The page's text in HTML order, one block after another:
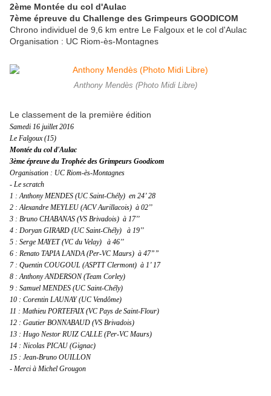
2ème Montée du col d'Aulac
7ème épreuve du Challenge des Grimpeurs GOODICOM
Chrono individuel de 9,6 km entre Le Falgoux et le col d'Aulac
Organisation : UC Riom-ès-Montagnes
Anthony Mendès (Photo Midi Libre)
Le classement de la première édition
Samedi 16 juillet 2016
Le Falgoux (15)
Montée du col d'Aulac
3ème épreuve du Trophée des Grimpeurs Goodicom
Organisation : UC Riom-ès-Montagnes
- Le scratch
1 : Anthony MENDES (UC Saint-Chély) en 24’28
2 : Alexandre MEYLEU (ACV Aurillacois) à 02’’
3 : Bruno CHABANAS (VS Brivadois) à 17’’
4 : Doryan GIRARD (UC Saint-Chély) à 19’’
5 : Serge MAYET (VC du Velay) à 46’’
6 : Renato TAPIA LANDA (Per-VC Maurs) à 47””
7 : Quentin COUGOUL (ASPTT Clermont) à 1’17
8 : Anthony ANDERSON (Team Corley)
9 : Samuel MENDES (UC Saint-Chély)
10 : Corentin LAUNAY (UC Vendôme)
11 : Mathieu PORTEFAIX (VC Pays de Saint-Flour)
12 : Gautier BONNABAUD (VS Brivadois)
13 : Hugo Nestor RUIZ CALLE (Per-VC Maurs)
14 : Nicolas PICAU (Gignac)
15 : Jean-Bruno OUILLON
- Merci à Michel Grougon